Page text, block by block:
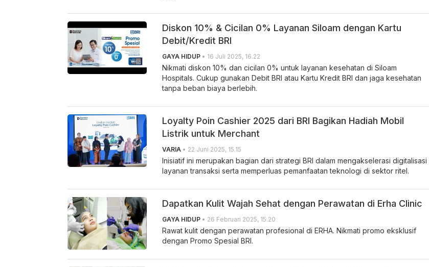
Diskon 10% & Cicilan 0% Layanan Siloam dengan Kartu
Debit/Kredit BRI
GAYA HIDUP • 16 Juli 2025, 16.22
Nikmati diskon 10% dan cicilan 0% untuk layanan kesehatan di Siloam
Hospitals. Cukup gunakan Debit BRI atau Kartu Kredit BRI dan jaga kesehatan
tanpa beban biaya berlebih.
Loyalty Poin Cashier 2025 dari BRI Bagikan Hadiah Mobil
Listrik untuk Merchant
VARIA • 22 Juni 2025, 15.15
Inisiatif ini merupakan bagian dari strategi BRI dalam mengakselerasi digitalisasi
layanan transaksi serta memperluas pemanfaatan teknologi di sektor ritel.
Dapatkan Kulit Wajah Sehat dengan Perawatan di Erha Clinic
GAYA HIDUP • 26 Februari 2025, 15.20
Rawat kulit dengan perawatan profesional di ERHA. Nikmati promo eksklusif
dengan Promo Spesial BRI.